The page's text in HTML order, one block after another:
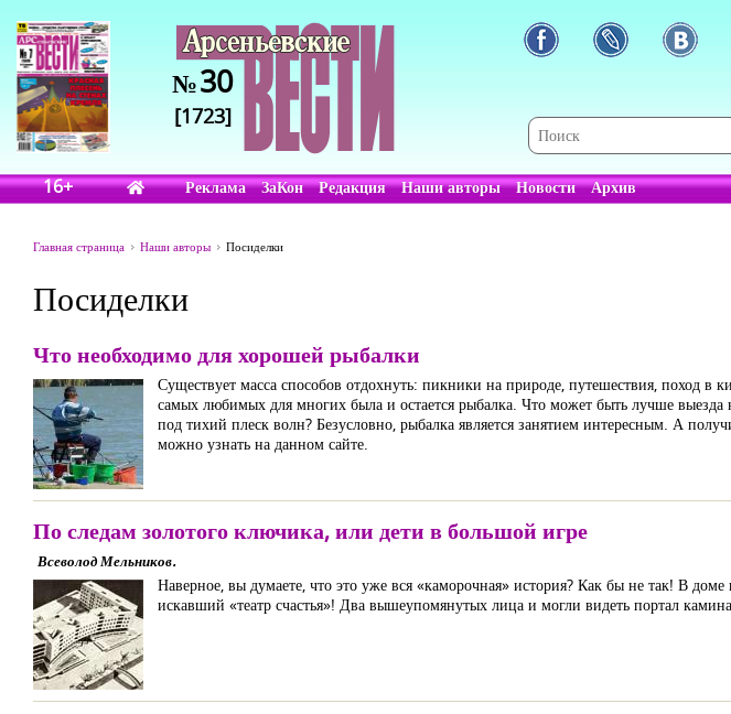
№30
[1723]
16+ Реклама ЗаКон Редакция Наши авторы Новости Архив
Главная страница Наши авторы Посиделки
Посиделки
Что необходимо для хорошей рыбалки
Существует масса способов отдохнуть: пикники на природе, путешествия, поход
самых любимых для многих была и остается рыбалка. Что может быть лучше
под тихий плеск волн? Безусловно, рыбалка является занятием интересным. А
можно узнать на данном сайте.
По следам золотого ключика, или дети в большой игре
Всеволод Мельников.
Наверное, вы думаете, что это уже вся «каморочная» история? Как бы не так! В
искавший «театр счастья»! Два вышеупомянутых лица и могли видеть портал